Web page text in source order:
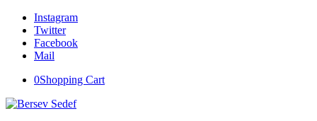
Instagram
Twitter
Facebook
Mail
0Shopping Cart